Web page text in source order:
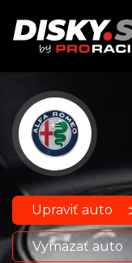
Upraviť auto
Vymazať auto